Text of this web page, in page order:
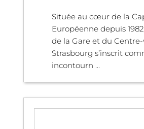
Située au cœur de la
Européenne depuis
de la Gare et du
Strasbourg s’inscrit
incontourn ...